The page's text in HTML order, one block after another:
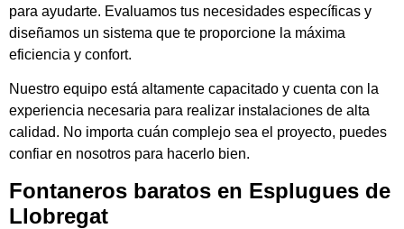
para ayudarte. Evaluamos tus necesidades específicas y
diseñamos un sistema que te proporcione la máxima
eficiencia y confort.
Nuestro equipo está altamente capacitado y cuenta con la
experiencia necesaria para realizar instalaciones de alta
calidad. No importa cuán complejo sea el proyecto, puedes
confiar en nosotros para hacerlo bien.
Fontaneros baratos en Esplugues de
Llobregat